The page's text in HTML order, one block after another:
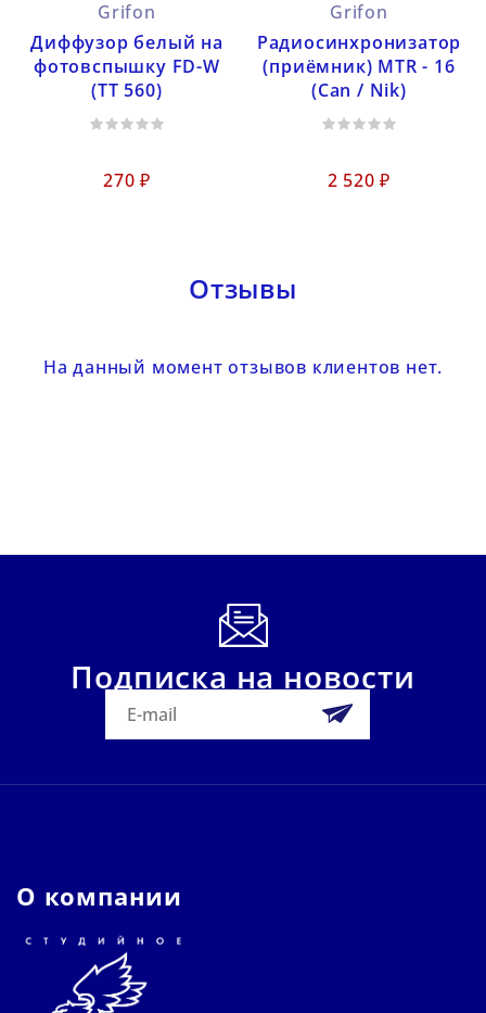
Grifon
Диффузор белый на
фотовспышку FD-W
(TT 560)
270 ₽
Grifon
Радиосинхронизатор
(приёмник) MTR - 16
(Can / Nik)
2 520 ₽
Отзывы
На данный момент отзывов клиентов нет.
Подписка на новости
О компании